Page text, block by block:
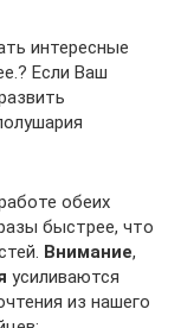
интересные
Если Ваш
обеих
быстрее, что
Внимание,
усиливаются
из нашего